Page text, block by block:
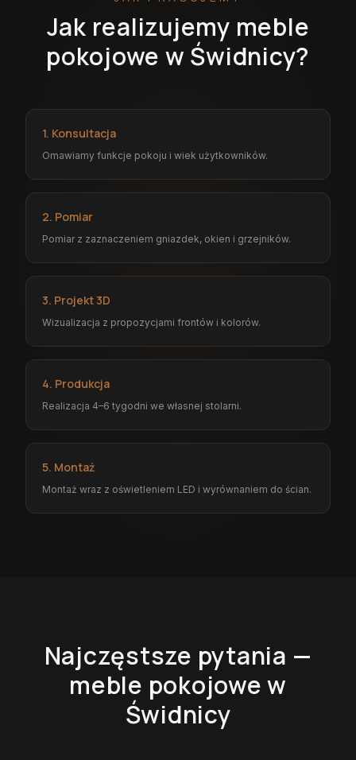
Jak realizujemy meble
pokojowe w Świdnicy?
1. Konsultacja
Omawiamy funkcje pokoju i wiek użytkowników.
2. Pomiar
Pomiar z zaznaczeniem gniazdek, okien i grzejników.
3. Projekt 3D
Wizualizacja z propozycjami frontów i kolorów.
4. Produkcja
Realizacja 4–6 tygodni we własnej stolarni.
5. Montaż
Montaż wraz z oświetleniem LED i wyrównaniem do ścian.
Najczęstsze pytania —
meble pokojowe w
Świdnicy